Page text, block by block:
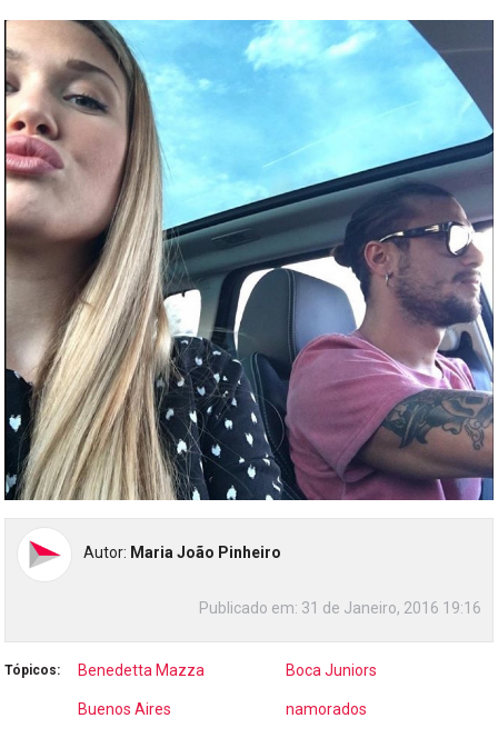
Autor: Maria João Pinheiro
Publicado em: 31 de Janeiro, 2016 19:16
Tópicos: Benedetta Mazza Boca Juniors
Buenos Aires namorados